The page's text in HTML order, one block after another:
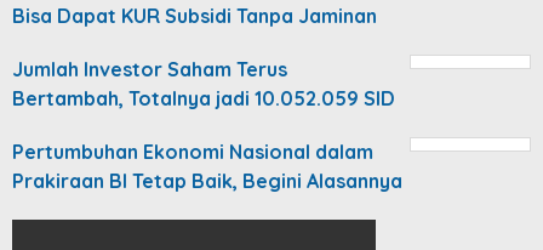
Bisa Dapat KUR Subsidi Tanpa Jaminan
Jumlah Investor Saham Terus
Bertambah, Totalnya jadi 10.052.059 SID
Pertumbuhan Ekonomi Nasional dalam
Prakiraan BI Tetap Baik, Begini Alasannya